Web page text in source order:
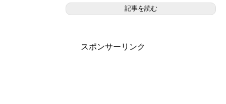
記事を読む
スポンサーリンク